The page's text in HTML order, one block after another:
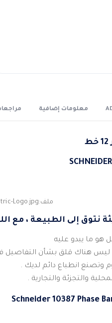
معلومات إضافية
نتوق إلى الطبيعة ، مع
هو ما يبدو عليه
ليس هناك قلق بشأن التفاصيل
وتصنع انطباع دائم لديك .
والتجزئة والتجارية .
Schneider 10387 Phase